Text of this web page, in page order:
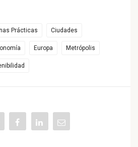
Prácticas Ciudades
Europa Metrópolis